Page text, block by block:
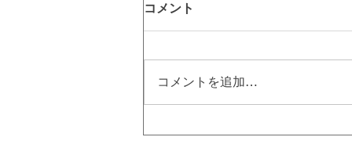
コメント
コメントを追加…